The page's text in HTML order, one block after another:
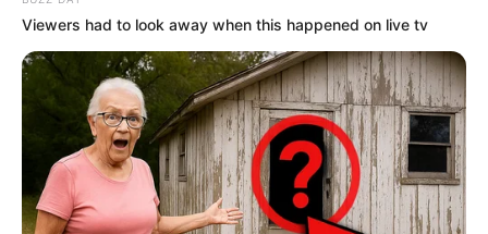
Viewers had to look away when this happened on live tv